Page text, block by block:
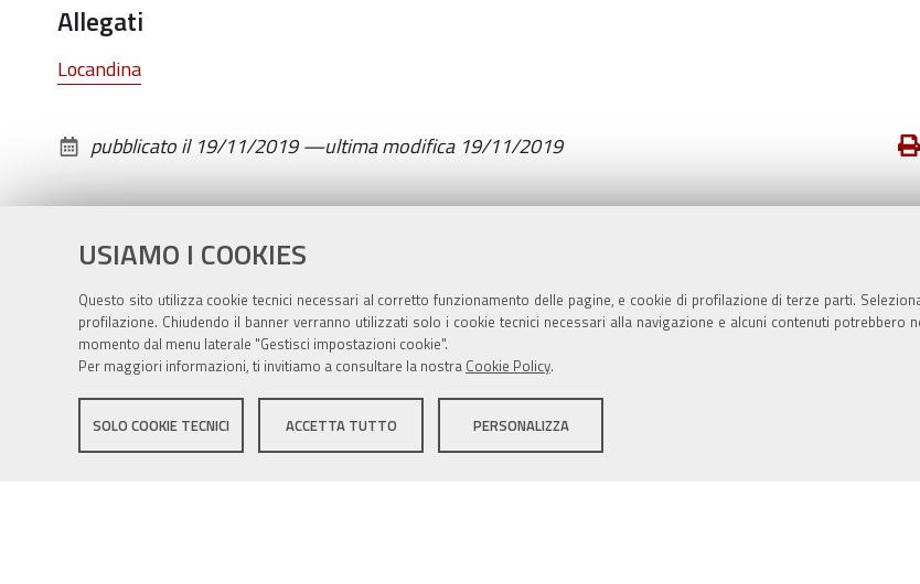
USIAMO I COOKIES
Questo sito utilizza cookie tecnici necessari al corretto funzionamento delle pagine, e cookie di profilazione di terze parti.
profilazione. Chiudendo il banner verranno utilizzati solo i cookie tecnici necessari alla navigazione e alcuni contenuti
momento dal menu laterale "Gestisci impostazioni cookie".
Per maggiori informazioni, ti invitiamo a consultare la nostra Cookie Policy.
SOLO COOKIE TECNICI ACCETTA TUTTO PERSONALIZZA
07T20:00:00+01:00
Allegati
Locandina
Azioni
pubblicato il 19/11/2019—ultima modifica 19/11/2019
Sito istituzionale Comune di Zola Predosa